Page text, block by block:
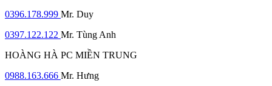
0396.178.999 Mr. Duy
0397.122.122 Mr. Tùng Anh
HOÀNG HÀ PC MIỀN TRUNG
0988.163.666 Mr. Hưng